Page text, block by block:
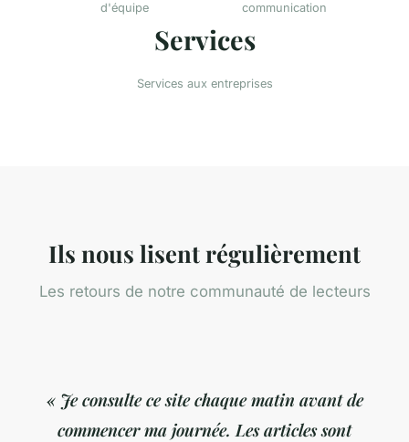
d'équipe
communication
Services
Services aux entreprises
Ils nous lisent régulièrement
Les retours de notre communauté de lecteurs
« Je consulte ce site chaque matin avant de
commencer ma journée. Les articles sont